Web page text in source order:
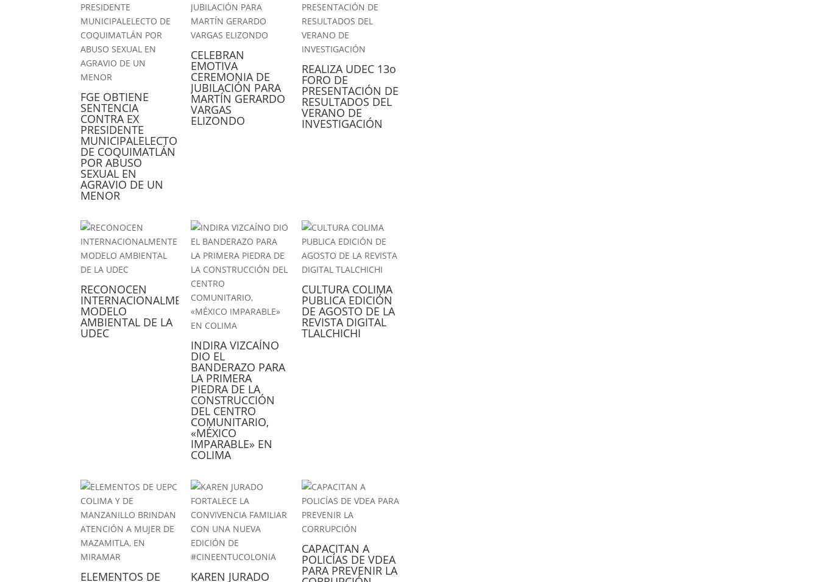
FGE OBTIENE
SENTENCIA
CONTRA EX
PRESIDENTE
MUNICIPALELECTO
DE COQUIMATLÁN
POR ABUSO
SEXUAL EN
AGRAVIO DE UN
MENOR
CELEBRAN
EMOTIVA
CEREMONIA DE
JUBILACIÓN PARA
MARTÍN GERARDO
VARGAS
ELIZONDO
REALIZA UDEC 13o
FORO DE
PRESENTACIÓN DE
RESULTADOS DEL
VERANO DE
INVESTIGACIÓN
RECONOCEN
INTERNACIONALMENTE
MODELO
AMBIENTAL DE LA
UDEC
INDIRA VIZCAÍNO
DIO EL
BANDERAZO PARA
LA PRIMERA
PIEDRA DE LA
CONSTRUCCIÓN
DEL CENTRO
COMUNITARIO,
«MÉXICO
IMPARABLE» EN
COLIMA
CULTURA COLIMA
PUBLICA EDICIÓN
DE AGOSTO DE LA
REVISTA DIGITAL
TLALCHICHI
ELEMENTOS DE KAREN JURADO
CAPACITAN A
POLICÍAS DE VDEA
PARA PREVENIR LA